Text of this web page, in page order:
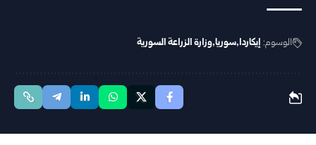
الوسوم: إيكاردا سوريا وزارة الزراعة السورية